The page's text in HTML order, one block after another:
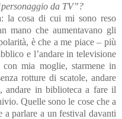
da TV”?
la cosa di cui mi sono reso
mano che aumentavano gli
è che a me piace – più
e l’andare in televisione
mia moglie, starmene in
rotture di scatole, andare
andare in biblioteca a fare il
Quelle sono le cose che a
parlare a un festival davanti